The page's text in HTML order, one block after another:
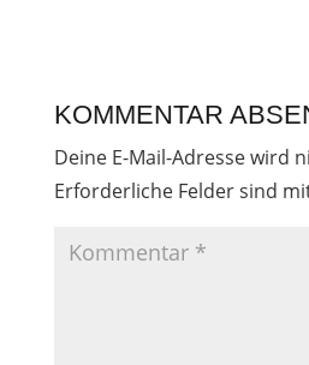
KOMMENTAR
Deine E-Mail-Adresse wird
Erforderliche Felder sind